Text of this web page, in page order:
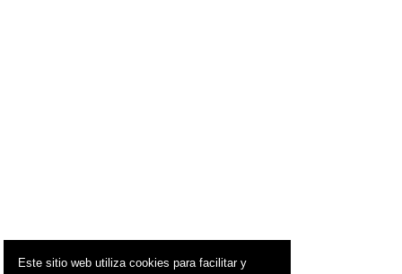
Este sitio web utiliza cookies para facilitar y